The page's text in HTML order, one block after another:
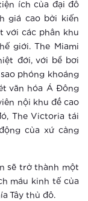
ích của đại đô
giá cao bởi kiến
với các phân khu
giới. The Miami
đới, với bể bơi
phóng khoáng
văn hóa Á Đông
nội khu đề cao
The Victoria tái
của xứ cảng
sẽ trở thành một
máu kinh tế của
Tây thủ đô.
sống tại
thượng thời
minh của
minh hàng